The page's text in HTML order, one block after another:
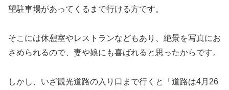
望駐車場があってくるまで行ける方です。
そこには休憩室やレストランなどもあり、絶景を写真にお
さめられるので、妻や娘にも喜ばれると思ったからです。
しかし、いざ観光道路の入り口まで行くと「道路は4月26